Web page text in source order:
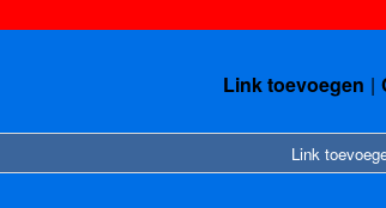
Link toevoegen
Link